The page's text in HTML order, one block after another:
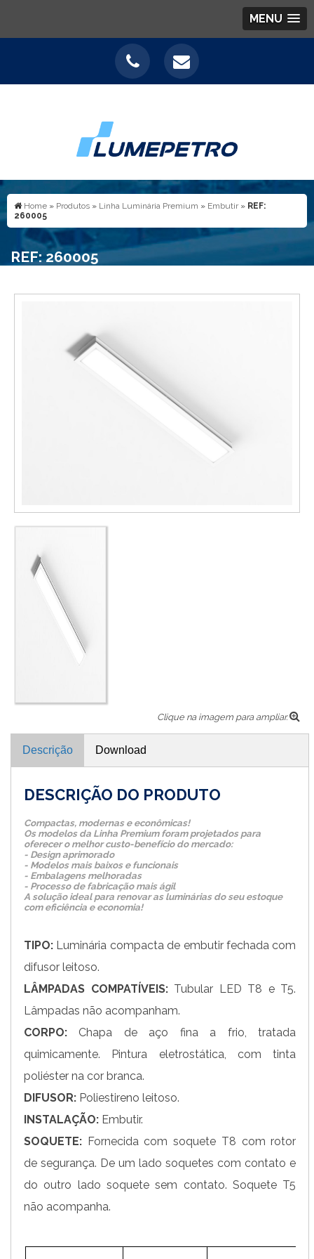
MENU
Home » Produtos » Linha Luminária Premium » Embutir » REF:
260005
REF: 260005
Clique na imagem para ampliar.
Descrição Download
DESCRIÇÃO DO PRODUTO
Compactas, modernas e econômicas!
Os modelos da Linha Premium foram projetados para
oferecer o melhor custo-benefício do mercado:
- Design aprimorado
- Modelos mais baixos e funcionais
- Embalagens melhoradas
- Processo de fabricação mais ágil
A solução ideal para renovar as luminárias do seu estoque
com eficiência e economia!
TIPO: Luminária compacta de embutir fechada com
difusor leitoso.
LÂMPADAS COMPATÍVEIS:Tubular LED T8 e T5.
Lâmpadas não acompanham.
CORPO: Chapa de aço fina a frio, tratada
quimicamente. Pintura eletrostática, com tinta
poliéster na cor branca.
DIFUSOR: Poliestireno leitoso.
INSTALAÇÃO: Embutir.
SOQUETE: Fornecida com soquete T8 com rotor
de segurança. De um lado soquetes com contato e
do outro lado soquete sem contato. Soquete T5
não acompanha.